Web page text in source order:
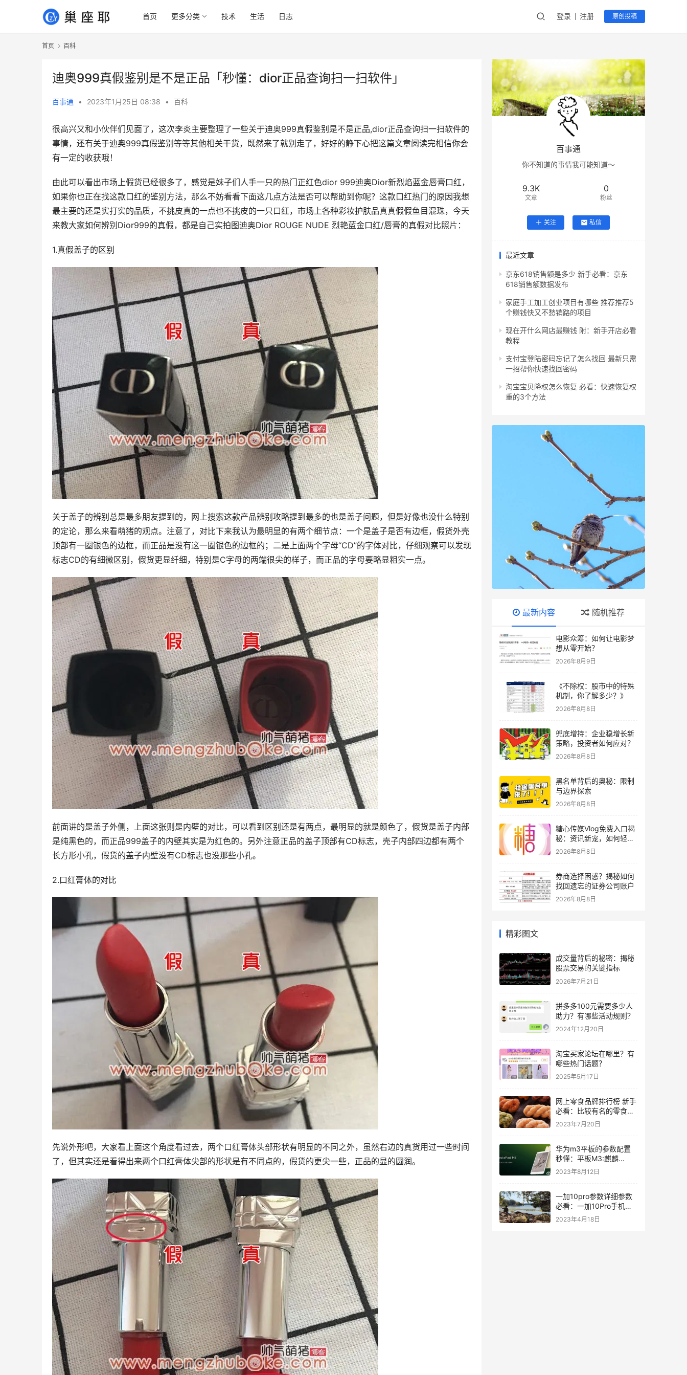
首页 更多分类 技术 生活 日志 登录 注册 原创投稿
首页 百科
迪奥999真假鉴别是不是正品「秒懂：dior正品查询扫一扫软件」
百事通 • 2023年1月25日 08:38 • 百科
很高兴又和小伙伴们见面了，这次李炎主要整理了一些关于迪奥999真假鉴别是不是正品,dior正品查询扫一扫软件的
事情，还有关于迪奥999真假鉴别等等其他相关干货，既然来了就别走了，好好的静下心把这篇文章阅读完相信你会
有一定的收获哦！
由此可以看出市场上假货已经很多了，感觉是妹子们人手一只的热门正红色dior 999迪奥Dior新烈焰蓝金唇膏口红，
如果你也正在找这款口红的鉴别方法，那么不妨看看下面这几点方法是否可以帮助到你呢？这款口红热门的原因我想
最主要的还是实打实的品质，不挑皮真的一点也不挑皮的一只口红，市场上各种彩妆护肤品真真假假鱼目混珠，今天
来教大家如何辨别Dior999的真假，都是自己实拍图迪奥Dior ROUGE NUDE 烈艳蓝金口红/唇膏的真假对比照片：
1.真假盖子的区别
关于盖子的辨别总是最多朋友提到的，网上搜索这款产品辨别攻略提到最多的也是盖子问题，但是好像也没什么特别
的定论，那么来看萌猪的观点。注意了，对比下来我认为最明显的有两个细节点：一个是盖子是否有边框，假货外壳
顶部有一圈银色的边框，而正品是没有这一圈银色的边框的；二是上面两个字母“CD”的字体对比，仔细观察可以发现
标志CD的有细微区别，假货更显纤细，特别是C字母的两端很尖的样子，而正品的字母要略显粗实一点。
前面讲的是盖子外侧，上面这张则是内壁的对比，可以看到区别还是有两点，最明显的就是颜色了，假货是盖子内部
是纯黑色的，而正品999盖子的内壁其实是为红色的。另外注意正品的盖子顶部有CD标志，壳子内部四边都有两个
长方形小孔，假货的盖子内壁没有CD标志也没那些小孔。
2.口红膏体的对比
先说外形吧，大家看上面这个角度看过去，两个口红膏体头部形状有明显的不同之外，虽然右边的真货用过一些时间
了，但其实还是看得出来两个口红膏体尖部的形状是有不同点的，假货的更尖一些，正品的显的圆润。
百事通
你不知道的事情我可能知道～
9.3K
文章
0
粉丝
关注 私信
最近文章
京东618销售额是多少 新手必看：京东
618销售额数据发布
家庭手工加工创业项目有哪些 推荐推荐5
个赚钱快又不愁销路的项目
现在开什么网店最赚钱 附：新手开店必看
教程
支付宝登陆密码忘记了怎么找回 最新只需
一招帮你快速找回密码
淘宝宝贝降权怎么恢复 必看：快速恢复权
重的3个方法
最新内容 随机推荐
电影众筹：如何让电影梦
想从零开始？
2026年8月9日
《不除权：股市中的特殊
机制，你了解多少？》
2026年8月8日
兜底增持：企业稳增长新
策略，投资者如何应对？
2026年8月8日
黑名单背后的奥秘：限制
与边界探索
2026年8月8日
糖心传媒Vlog免费入口揭
秘：资讯新宠，如何轻松
获取？
2026年8月8日
券商选择困惑？揭秘如何
找回遗忘的证券公司账户
2026年8月8日
精彩图文
成交量背后的秘密：揭秘
股票交易的关键指标
2026年7月21日
拼多多100元需要多少人
助力？有哪些活动规则？
2024年12月20日
淘宝买家论坛在哪里？有
哪些热门话题？
2025年5月17日
网上零食品牌排行榜 新手
必看：比较有名的零食店
推荐
2023年7月20日
华为m3平板的参数配置
秒懂：平板M3:麒麟
950+前置指纹识别
2023年8月12日
一加10pro参数详细参数
必看：一加10Pro手机亮
点
2023年4月18日